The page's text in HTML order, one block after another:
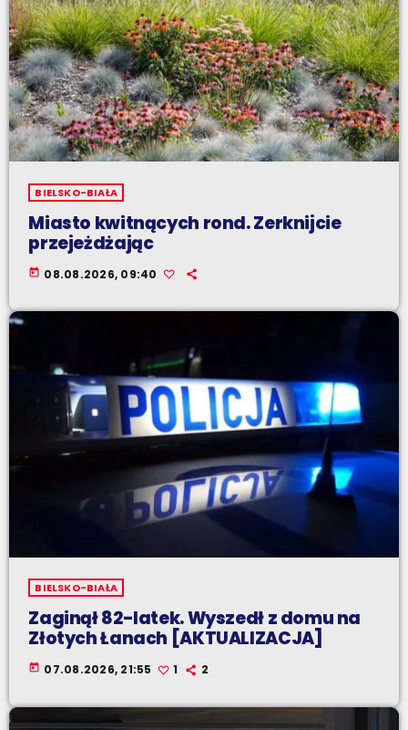
BIELSKO-BIAŁA
Miasto kwitnących rond. Zerknijcie
przejeżdżając
today 08.08.2026, 09:40
BIELSKO-BIAŁA
Zaginął 82-latek. Wyszedł z domu na
Złotych Łanach [AKTUALIZACJA]
today 07.08.2026, 21:55 1 2